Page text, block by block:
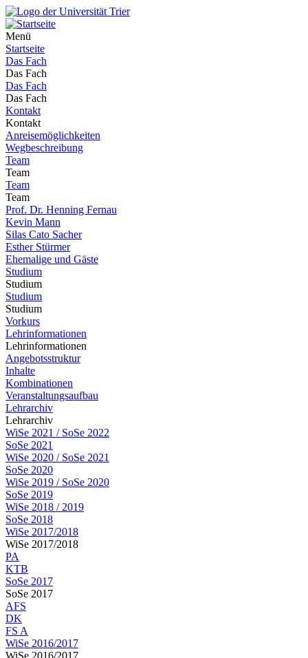
Menü
Startseite
Das Fach
Das Fach
Das Fach
Das Fach
Kontakt
Kontakt
Anreisemöglichkeiten
Wegbeschreibung
Team
Team
Team
Team
Prof. Dr. Henning Fernau
Kevin Mann
Silas Cato Sacher
Esther Stürmer
Ehemalige und Gäste
Studium
Studium
Studium
Studium
Vorkurs
Lehrinformationen
Lehrinformationen
Angebotsstruktur
Inhalte
Kombinationen
Veranstaltungsaufbau
Lehrarchiv
Lehrarchiv
WiSe 2021 / SoSe 2022
SoSe 2021
WiSe 2020 / SoSe 2021
SoSe 2020
WiSe 2019 / SoSe 2020
SoSe 2019
WiSe 2018 / 2019
SoSe 2018
WiSe 2017/2018
WiSe 2017/2018
PA
KTB
SoSe 2017
SoSe 2017
AFS
DK
FS A
WiSe 2016/2017
WiSe 2016/2017